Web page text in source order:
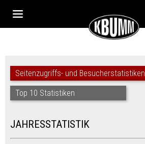
Seitenzugriffs- und Besucherstatistiken
Top 10 Statistiken
JAHRESSTATISTIK